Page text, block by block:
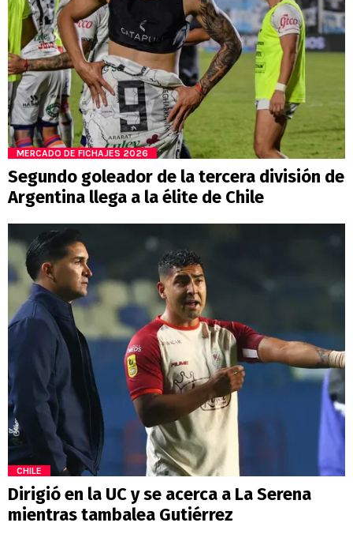
MERCADO DE FICHAJES 2026
Segundo goleador de la tercera división de
Argentina llega a la élite de Chile
CHILE
Dirigió en la UC y se acerca a La Serena
mientras tambalea Gutiérrez